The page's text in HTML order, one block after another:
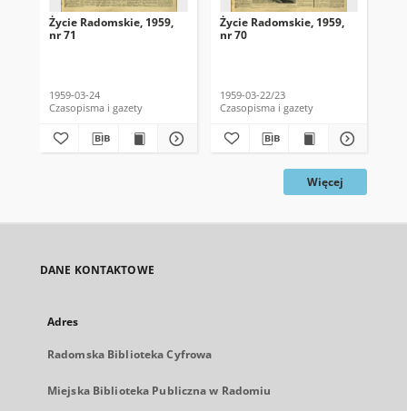
Życie Radomskie, 1959,
nr 71
1959-03-24
Czasopisma i gazety
Życie Radomskie, 1959,
nr 70
1959-03-22/23
Czasopisma i gazety
Więcej
DANE KONTAKTOWE
Adres
Radomska Biblioteka Cyfrowa
Miejska Biblioteka Publiczna w Radomiu